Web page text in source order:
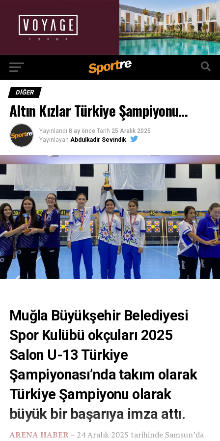
DIĞER
Altın Kızlar Türkiye Şampiyonu…
Yayınlandı 8 ay önce Tarih 25 Aralık 2025
Yayınlayan Abdulkadir Sevindik
Muğla Büyükşehir Belediyesi
Spor Kulübü okçuları 2025
Salon U-13 Türkiye
Şampiyonası’nda takım olarak
Türkiye Şampiyonu olarak
büyük bir başarıya imza attı.
ARENA HABER– 24 Aralık 2025 tarihinde Samsun’da